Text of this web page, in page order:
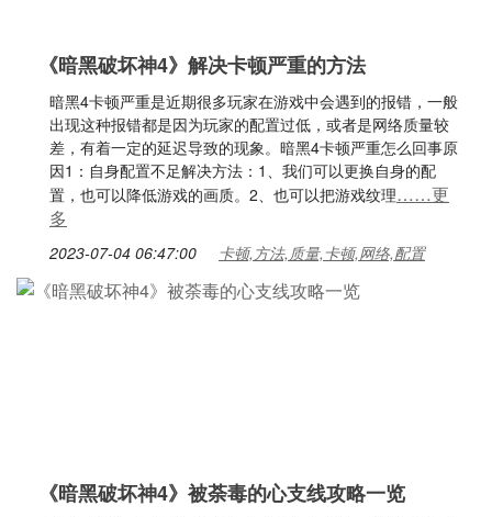
《暗黑破坏神4》解决卡顿严重的方法
暗黑4卡顿严重是近期很多玩家在游戏中会遇到的报错，一般
出现这种报错都是因为玩家的配置过低，或者是网络质量较
差，有着一定的延迟导致的现象。暗黑4卡顿严重怎么回事原
因1：自身配置不足解决方法：1、我们可以更换自身的配
置，也可以降低游戏的画质。2、也可以把游戏纹理……更
多
2023-07-04 06:47:00 卡顿,方法,质量,卡顿,网络,配置
《暗黑破坏神4》被荼毒的心支线攻略一览